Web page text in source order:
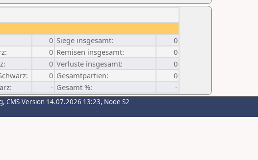
0 Siege insgesamt:
0
0 Remisen insgesamt:
0
0 Verluste insgesamt:
0
0 Gesamtpartien:
0
- Gesamt %: -
, CMS-Version 14.07.2026 13:23, Node S2